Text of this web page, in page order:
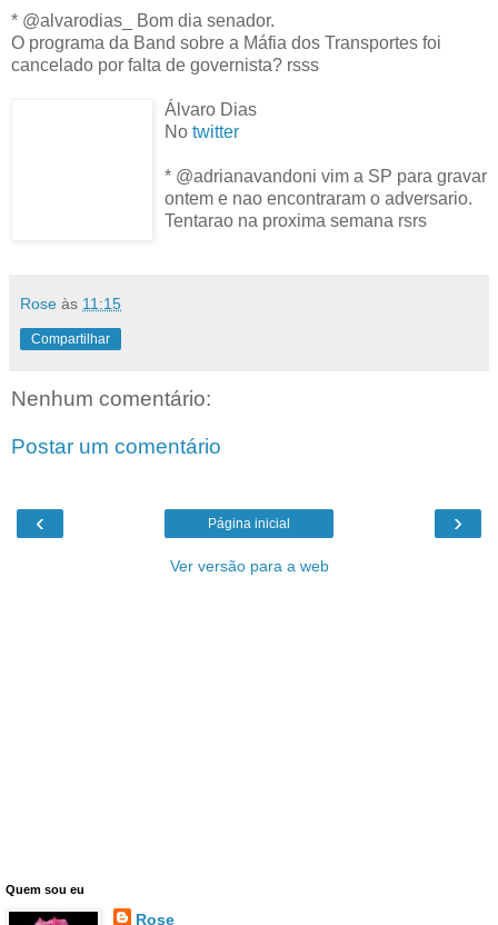
* @alvarodias_ Bom dia senador.
O programa da Band sobre a Máfia dos Transportes foi
cancelado por falta de governista? rsss
Álvaro Dias
No twitter
* @adrianavandoni vim a SP para gravar
ontem e nao encontraram o adversario.
Tentarao na proxima semana rsrs
Rose às 11:15
Compartilhar
Nenhum comentário:
Postar um comentário
‹ ›
Página inicial
Ver versão para a web
Quem sou eu
Rose